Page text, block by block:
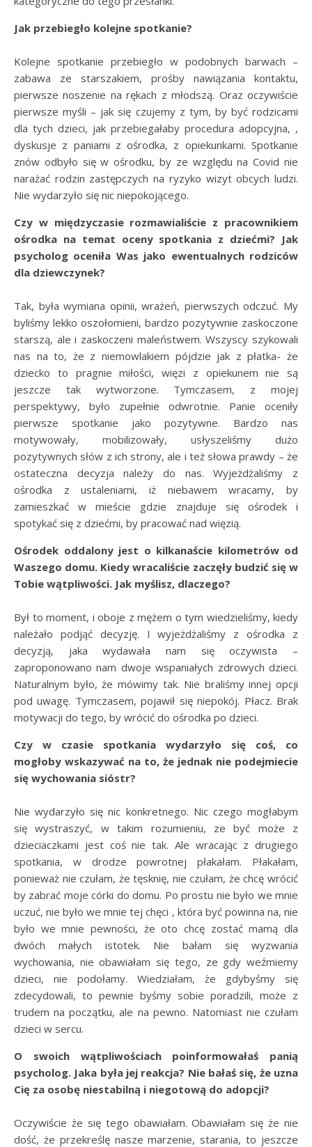
Jak przebiegło kolejne spotkanie?
Kolejne spotkanie przebiegło w podobnych barwach –
zabawa ze starszakiem, prośby nawiązania kontaktu,
pierwsze noszenie na rękach z młodszą. Oraz oczywiście
pierwsze myśli – jak się czujemy z tym, by być rodzicami
dla tych dzieci, jak przebiegałaby procedura adopcyjna, ,
dyskusje z paniami z ośrodka, z opiekunkami. Spotkanie
znów odbyło się w ośrodku, by ze względu na Covid nie
narażać rodzin zastępczych na ryzyko wizyt obcych ludzi.
Nie wydarzyło się nic niepokojącego.
Czy w międzyczasie rozmawialiście z pracownikiem
ośrodka na temat oceny spotkania z dziećmi? Jak
psycholog oceniła Was jako ewentualnych rodziców
dla dziewczynek?
Tak, była wymiana opinii, wrażeń, pierwszych odczuć. My
byliśmy lekko oszołomieni, bardzo pozytywnie zaskoczone
starszą, ale i zaskoczeni maleństwem. Wszyscy szykowali
nas na to, że z niemowlakiem pójdzie jak z płatka- że
dziecko to pragnie miłości, więzi z opiekunem nie są
jeszcze tak wytworzone. Tymczasem, z mojej
perspektywy, było zupełnie odwrotnie. Panie oceniły
pierwsze spotkanie jako pozytywne. Bardzo nas
motywowały, mobilizowały, usłyszeliśmy dużo
pozytywnych słów z ich strony, ale i też słowa prawdy – że
ostateczna decyzja należy do nas. Wyjeżdżaliśmy z
ośrodka z ustaleniami, iż niebawem wracamy, by
zamieszkać w mieście gdzie znajduje się ośrodek i
spotykać się z dziećmi, by pracować nad więzią.
Ośrodek oddalony jest o kilkanaście kilometrów od
Waszego domu. Kiedy wracaliście zaczęły budzić się w
Tobie wątpliwości. Jak myślisz, dlaczego?
Był to moment, i oboje z mężem o tym wiedzieliśmy, kiedy
należało podjąć decyzję. I wyjeżdżaliśmy z ośrodka z
decyzją, jaka wydawała nam się oczywista –
zaproponowano nam dwoje wspaniałych zdrowych dzieci.
Naturalnym było, że mówimy tak. Nie braliśmy innej opcji
pod uwagę. Tymczasem, pojawił się niepokój. Płacz. Brak
motywacji do tego, by wrócić do ośrodka po dzieci.
Czy w czasie spotkania wydarzyło się coś, co
mogłoby wskazywać na to, że jednak nie podejmiecie
się wychowania sióstr?
Nie wydarzyło się nic konkretnego. Nic czego mogłabym
się wystraszyć, w takim rozumieniu, ze być może z
dzieciaczkami jest coś nie tak. Ale wracając z drugiego
spotkania, w drodze powrotnej płakałam. Płakałam,
ponieważ nie czułam, że tęsknię, nie czułam, że chcę wrócić
by zabrać moje córki do domu. Po prostu nie było we mnie
uczuć, nie było we mnie tej chęci , która być powinna na, nie
było we mnie pewności, że oto chcę zostać mamą dla
dwóch małych istotek. Nie bałam się wyzwania
wychowania, nie obawiałam się tego, ze gdy weźmiemy
dzieci, nie podołamy. Wiedziałam, że gdybyśmy się
zdecydowali, to pewnie byśmy sobie poradzili, może z
trudem na początku, ale na pewno. Natomiast nie czułam
dzieci w sercu.
O swoich wątpliwościach poinformowałaś panią
psycholog. Jaka była jej reakcja? Nie bałaś się, że uzna
Cię za osobę niestabilną i niegotową do adopcji?
Oczywiście że się tego obawiałam. Obawiałam się że nie
dość, że przekreślę nasze marzenie, starania, to jeszcze